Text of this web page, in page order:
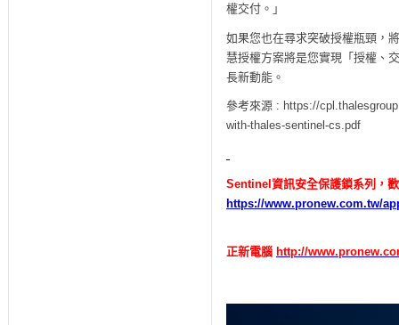
權交付。」
如果您也在尋求突破授權瓶頸，
慧授權方案將是您實現「授權、
長新動能。
參考來源 : https://
with-thales-sentinel-cs.pdf
Sentinel資訊安全保護鎖系列，
https://www.pronew.com.tw/
正新電腦 http://